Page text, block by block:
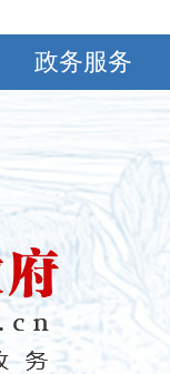
4~5级，最高气温38℃
政务服务